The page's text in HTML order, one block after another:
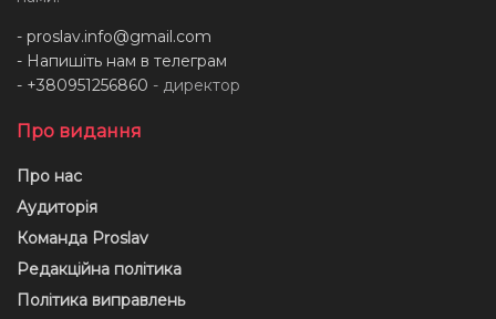
- proslav.info@gmail.com
- Напишіть нам в телеграм
- +380951256860 - директор
Про видання
Про нас
Аудиторія
Команда Proslav
Редакційна політика
Політика виправлень